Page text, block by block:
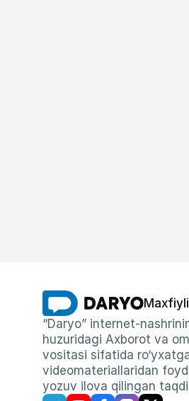
“Daryo” internet-
huzuridagi Axborot va
vositasi sifatida
videomateriallaridan
yozuv ilova qilingan